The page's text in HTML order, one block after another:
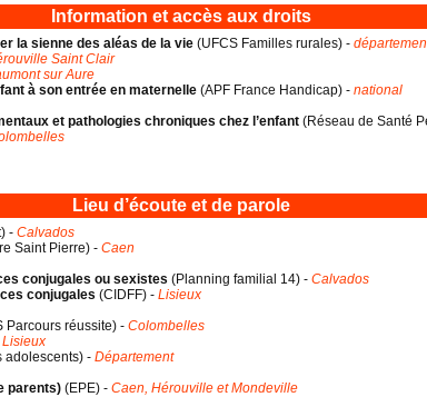
Information et accès aux droits
la sienne des aléas de la vie (UFCS Familles rurales) -
Saint Clair
sur Aure
à son entrée en maternelle (APF France Handicap) - national
et pathologies chroniques chez l’enfant (Réseau de Santé
Lieu d’écoute et de parole
) - Calvados
Saint Pierre) - Caen
conjugales ou sexistes (Planning familial 14) - Calvados
conjugales (CIDFF) - Lisieux
Parcours réussite) - Colombelles
Lisieux
adolescents) - Département
parents) (EPE) - Caen, Hérouville et Mondeville